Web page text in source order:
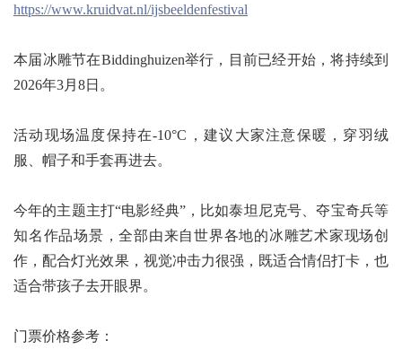
https://www.kruidvat.nl/ijsbeeldenfestival
本届冰雕节在Biddinghuizen举行，目前已经开始，将持续到
2026年3月8日。
活动现场温度保持在-10°C，建议大家注意保暖，穿羽绒
服、帽子和手套再进去。
今年的主题主打“电影经典”，比如泰坦尼克号、夺宝奇兵等
知名作品场景，全部由来自世界各地的冰雕艺术家现场创
作，配合灯光效果，视觉冲击力很强，既适合情侣打卡，也
适合带孩子去开眼界。
门票价格参考：